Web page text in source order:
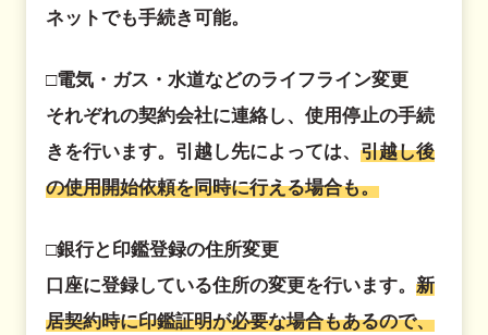
ネットでも手続き可能。
□電気・ガス・水道などのライフライン変更
それぞれの契約会社に連絡し、使用停止の手続
きを行います。引越し先によっては、 引越し後
の使用開始依頼を同時に行える場合も。
□銀行と印鑑登録の住所変更
口座に登録している住所の変更を行います。 新
居契約時に印鑑証明が必要な場合もあるので、